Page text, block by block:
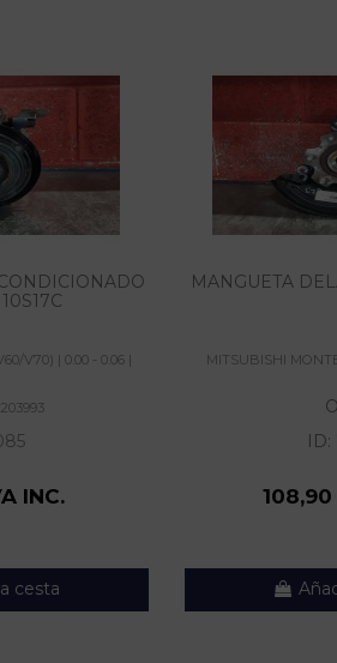
V70) | 0.00 - 0.06 |
INC.
cesta
MANGUETA
MITSUBISHI
ID: